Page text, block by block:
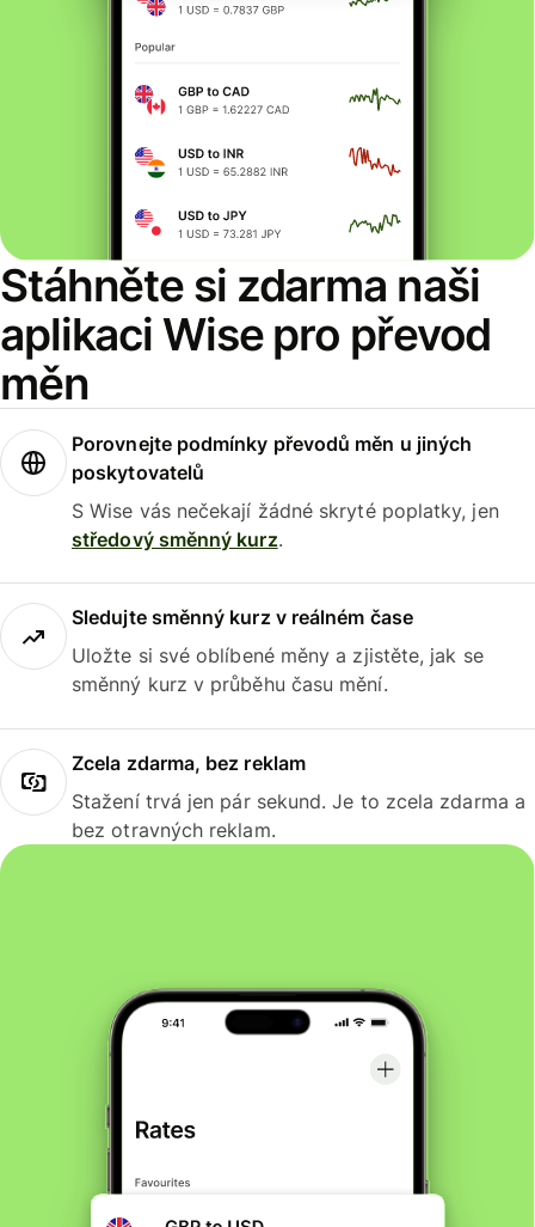
Stáhněte si zdarma naši
aplikaci Wise pro převod
měn
Porovnejte podmínky převodů měn u jiných
poskytovatelů
S Wise vás nečekají žádné skryté poplatky, jen
středový směnný kurz.
Sledujte směnný kurz v reálném čase
Uložte si své oblíbené měny a zjistěte, jak se
směnný kurz v průběhu času mění.
Zcela zdarma, bez reklam
Stažení trvá jen pár sekund. Je to zcela zdarma a
bez otravných reklam.